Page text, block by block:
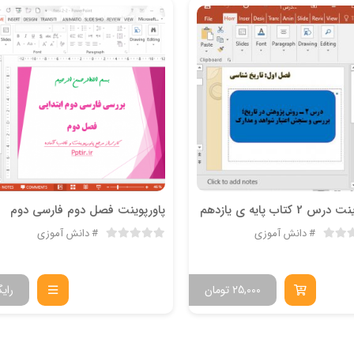
کتاب پایه ی یازدهم
دانش آموزی
تومان 25,000
پاورپوینت فصل دوم فارسی دوم
دانش آموزی